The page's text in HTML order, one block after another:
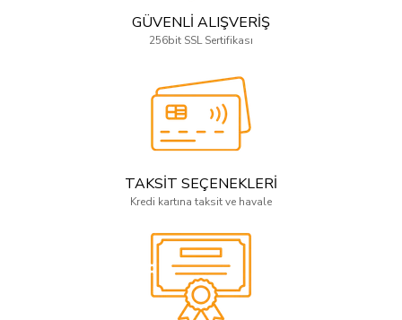
GÜVENLİ ALIŞVERİŞ
256bit SSL Sertifikası
TAKSİT SEÇENEKLERİ
Kredi kartına taksit ve havale